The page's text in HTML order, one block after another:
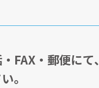
FAX・郵便にて、
。